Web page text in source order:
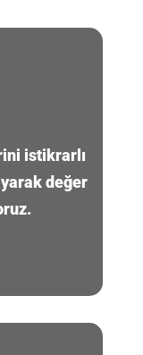
istikrarlı
değer